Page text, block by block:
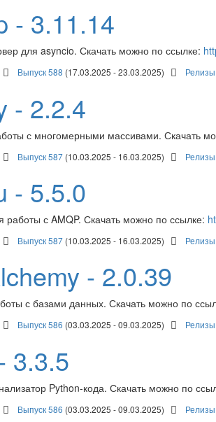
- 3.11.14
для asyncio. Скачать можно по ссылке:
Выпуск 588 (17.03.2025 - 23.03.2025) Релизы
- 2.2.4
с многомерными массивами. Скачать
Выпуск 587 (10.03.2025 - 16.03.2025) Релизы
- 5.5.0
работы с AMQP. Скачать можно по ссылке:
Выпуск 587 (10.03.2025 - 16.03.2025) Релизы
- 2.0.39
с базами данных. Скачать можно по
Выпуск 586 (03.03.2025 - 09.03.2025) Релизы
3.3.5
Python-кода. Скачать можно по
Выпуск 586 (03.03.2025 - 09.03.2025) Релизы